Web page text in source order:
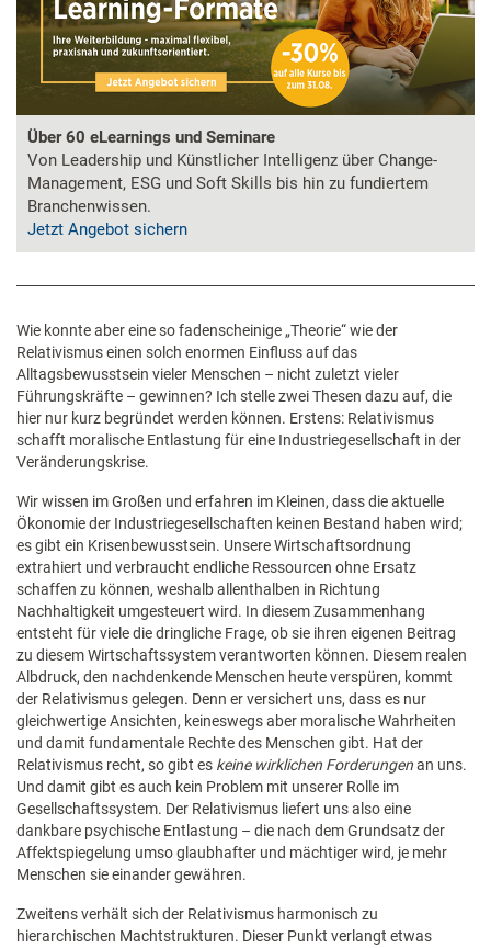
Über 60 eLearnings und Seminare
Von Leadership und Künstlicher Intelligenz über Change-
Management, ESG und Soft Skills bis hin zu fundiertem
Branchenwissen.
Jetzt Angebot sichern
Wie konnte aber eine so fadenscheinige „Theorie“ wie der
Relativismus einen solch enormen Einfluss auf das
Alltagsbewusstsein vieler Menschen – nicht zuletzt vieler
Führungskräfte – gewinnen? Ich stelle zwei Thesen dazu auf, die
hier nur kurz begründet werden können. Erstens: Relativismus
schafft moralische Entlastung für eine Industriegesellschaft in der
Veränderungskrise.
Wir wissen im Großen und erfahren im Kleinen, dass die aktuelle
Ökonomie der Industriegesellschaften keinen Bestand haben wird;
es gibt ein Krisenbewusstsein. Unsere Wirtschaftsordnung
extrahiert und verbraucht endliche Ressourcen ohne Ersatz
schaffen zu können, weshalb allenthalben in Richtung
Nachhaltigkeit umgesteuert wird. In diesem Zusammenhang
entsteht für viele die dringliche Frage, ob sie ihren eigenen Beitrag
zu diesem Wirtschaftssystem verantworten können. Diesem realen
Albdruck, den nachdenkende Menschen heute verspüren, kommt
der Relativismus gelegen. Denn er versichert uns, dass es nur
gleichwertige Ansichten, keineswegs aber moralische Wahrheiten
und damit fundamentale Rechte des Menschen gibt. Hat der
Relativismus recht, so gibt es keine wirklichen Forderungenan uns.
Und damit gibt es auch kein Problem mit unserer Rolle im
Gesellschaftssystem. Der Relativismus liefert uns also eine
dankbare psychische Entlastung – die nach dem Grundsatz der
Affektspiegelung umso glaubhafter und mächtiger wird, je mehr
Menschen sie einander gewähren.
Zweitens verhält sich der Relativismus harmonisch zu
hierarchischen Machtstrukturen. Dieser Punkt verlangt etwas